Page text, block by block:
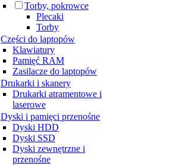
Torby, pokrowce
Plecaki
Torby
Części do laptopów
Klawiatury
Pamięć RAM
Zasilacze do laptopów
Drukarki i skanery
Drukarki atramentowe i
laserowe
Dyski i pamięci przenośne
Dyski HDD
Dyski SSD
Dyski zewnętrzne i
przenośne